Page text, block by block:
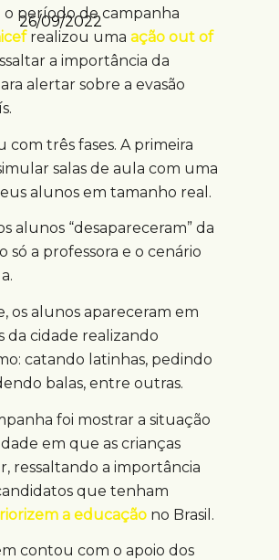
26/09/2022
período de campanha
realizou uma ação out of
a importância da
alertar sobre a evasão
com três fases. A primeira
salas de aula com uma
alunos em tamanho real.
alunos “desapareceram” da
só a professora e o cenário
os alunos apareceram em
da cidade realizando
catando latinhas, pedindo
balas, entre outras.
foi mostrar a situação
em que as crianças
ressaltando a importância
que tenham
a educação no Brasil.
contou com o apoio dos